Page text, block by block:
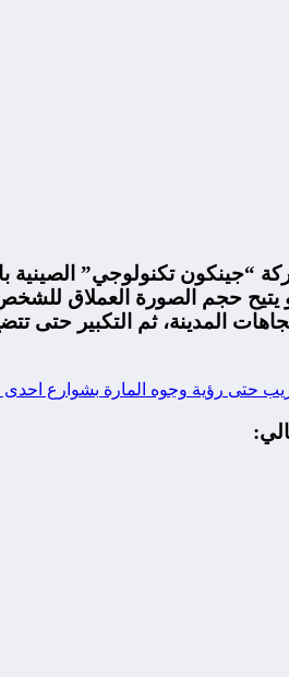
تكنولوجي” الصينية
وصلت الى 195 جيجا بيكسل اي مايعادل حوالي 200 مليار
حول البرج في كل اتجاهات المدينة،